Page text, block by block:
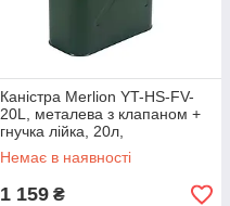
Каністра Merlion YT-HS-FV-
20L, металева з клапаном +
гнучка лійка, 20л,
340х165х460мм, Green
Немає в наявності
1 159 ₴